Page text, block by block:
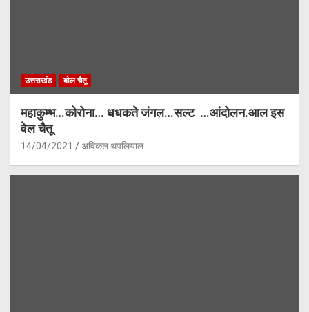
उत्तराखंड बोल चैतू
महाकुम्भ…कोरोना… धधकते जंगल…सल्ट …आंदोलन.आल इस
वेल चैतू
14/04/2021 अविकल थपलियाल